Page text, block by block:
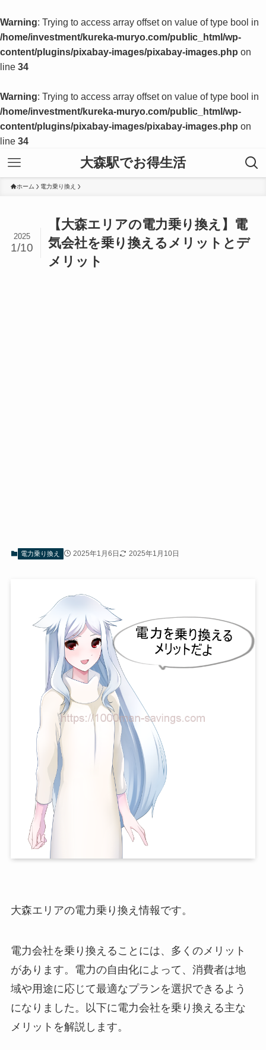
Warning: Trying to access array offset on value of type bool in
/home/investment/kureka-muryo.com/public_html/wp-
content/plugins/pixabay-images/pixabay-images.php on
line 34
Warning: Trying to access array offset on value of type bool in
/home/investment/kureka-muryo.com/public_html/wp-
content/plugins/pixabay-images/pixabay-images.php on
line 34
大森駅でお得生活
ホーム 電力乗り換え
【大森エリアの電力乗り換え】電
気会社を乗り換えるメリットとデ
メリット
2025
1/10
電力乗り換え 2025年1月6日 2025年1月10日
大森エリアの電力乗り換え情報です。
電力会社を乗り換えることには、多くのメリット
があります。電力の自由化によって、消費者は地
域や用途に応じて最適なプランを選択できるよう
になりました。以下に電力会社を乗り換える主な
メリットを解説します。